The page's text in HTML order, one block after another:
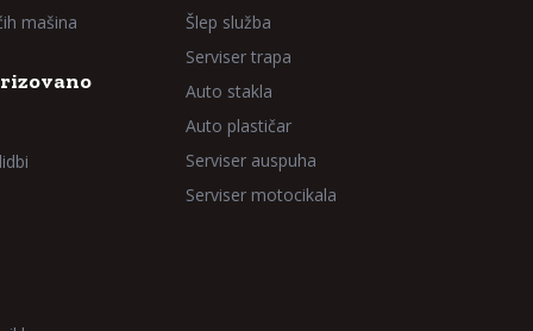
mašina
Šlep služba
Serviser trapa
Auto stakla
Auto plastičar
Serviser auspuha
Serviser motocikala